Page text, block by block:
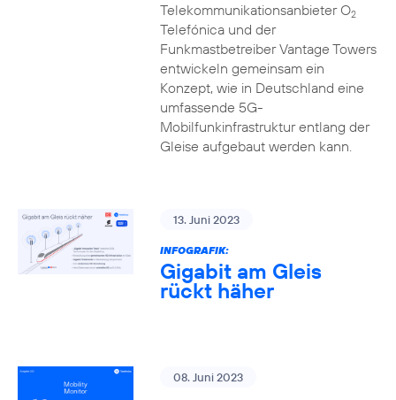
Telekommunikationsanbieter O2
Telefónica und der
Funkmastbetreiber Vantage Towers
entwickeln gemeinsam ein
Konzept, wie in Deutschland eine
umfassende 5G-
Mobilfunkinfrastruktur entlang der
Gleise aufgebaut werden kann.
13. Juni 2023
INFOGRAFIK:
Gigabit am Gleis
rückt häher
08. Juni 2023